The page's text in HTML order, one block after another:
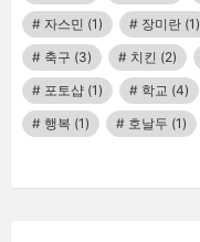
자스민 (1) 장미란 (1)
축구 (3) 치킨 (2)
포토샵 (1) 학교 (4)
행복 (1) 호날두 (1)